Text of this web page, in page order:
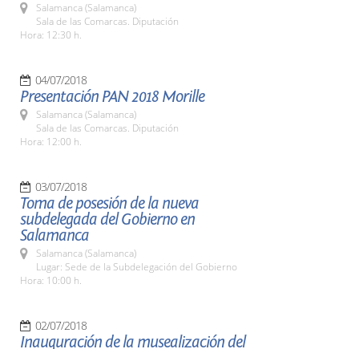
Salamanca (Salamanca)
Sala de las Comarcas. Diputación
Hora: 12:30 h.
04/07/2018
Presentación PAN 2018 Morille
Salamanca (Salamanca)
Sala de las Comarcas. Diputación
Hora: 12:00 h.
03/07/2018
Toma de posesión de la nueva
subdelegada del Gobierno en
Salamanca
Salamanca (Salamanca)
Lugar: Sede de la Subdelegación del Gobierno
Hora: 10:00 h.
02/07/2018
Inauguración de la musealización del